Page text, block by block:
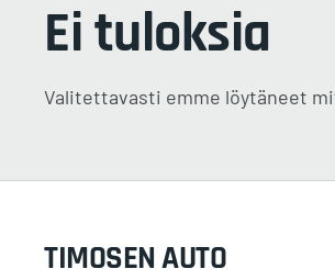
Ei tuloksia
Valitettavasti emme löytäneet
TIMOSEN AUTO